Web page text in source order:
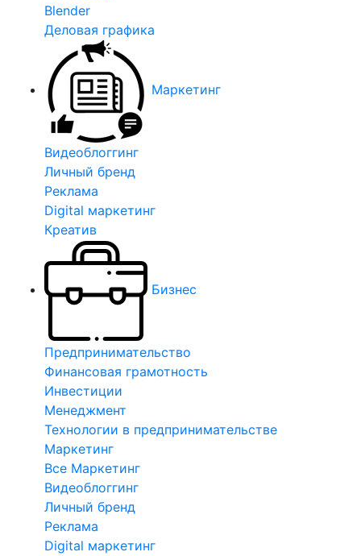
Blender
Деловая графика
Маркетинг
Видеоблоггинг
Личный бренд
Реклама
Digital маркетинг
Креатив
Бизнес
Предпринимательство
Финансовая грамотность
Инвестиции
Менеджмент
Технологии в предпринимательстве
Маркетинг
Все Маркетинг
Видеоблоггинг
Личный бренд
Реклама
Digital маркетинг